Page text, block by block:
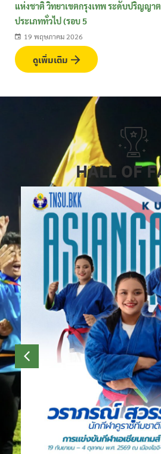
แห่งชาติ วิทยาเขตกรุงเทพ ระดับปริญญา
ประเภททั่วไป (รอบ 5
19 พฤษภาคม 2026
ดูเพิ่มเติม
HALL OF